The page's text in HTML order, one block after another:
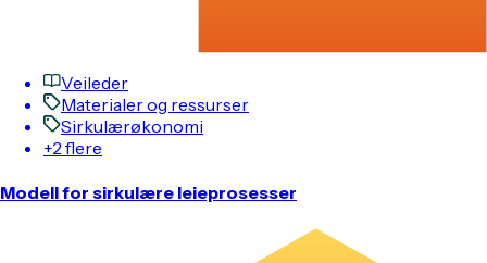
Veileder
Materialer og ressurser
Sirkulærøkonomi
+2 flere
Modell for sirkulære leieprosesser